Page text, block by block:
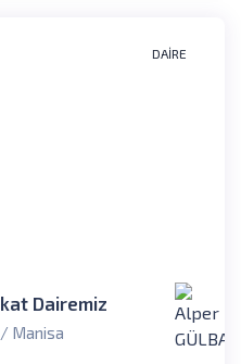
DAIRE
Dairemiz
Manisa